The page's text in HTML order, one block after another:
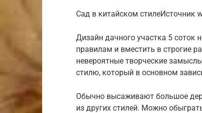
Сад в китайском стилеИсточник
Дизайн дачного участка 5 соток
правилам и вместить в строгие
невероятные творческие
стилю, который в основном
Обычно высаживают большое
из других стилей. Можно